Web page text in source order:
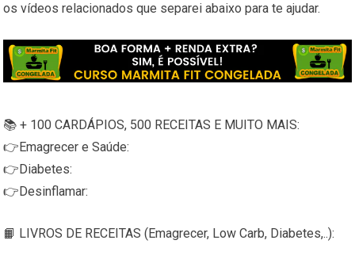
os vídeos relacionados que separei abaixo para te ajudar.
📚 + 100 CARDÁPIOS, 500 RECEITAS E MUITO MAIS:
👉Emagrecer e Saúde:
👉Diabetes:
👉Desinflamar:
📙 LIVROS DE RECEITAS (Emagrecer, Low Carb, Diabetes,..):